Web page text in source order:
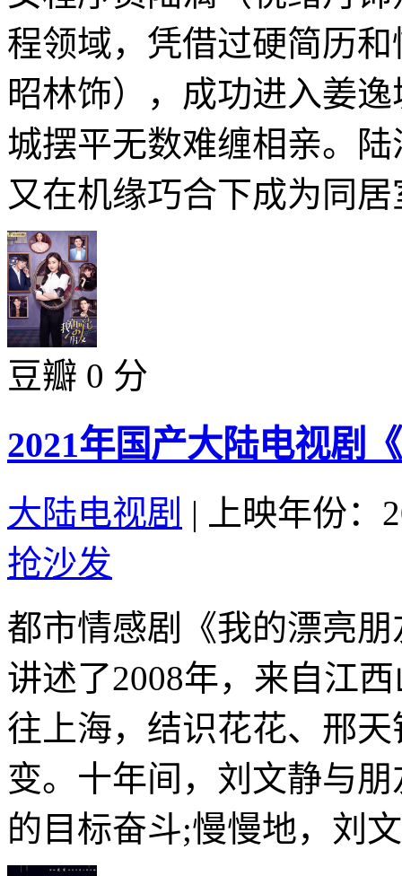
程领域，凭借过硬简历
昭林饰），成功进入姜
城摆平无数难缠相亲。
又在机缘巧合下成为同
豆瓣 0 分
2021年国产大陆电视剧
大陆电视剧 |
上映年份：
抢沙发
都市情感剧《我的漂亮
讲述了2008年，来自江
往上海，结识花花、邢
变。十年间，刘文静与
的目标奋斗;慢慢地，刘